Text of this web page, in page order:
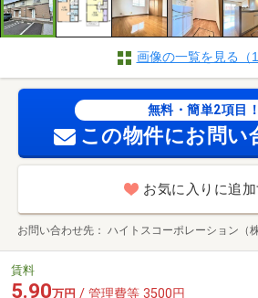
画像の一覧を見る（
無料・簡単2項目！
この物件にお問い
お気に入りに追加
お問い合わせ先 ハイトスコーポレーション
賃料
5.90万円 / 管理費等 3500円